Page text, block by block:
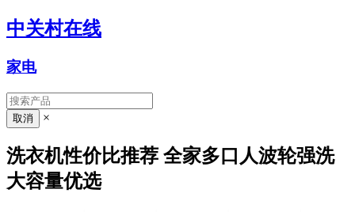
中关村在线
家电
×
洗衣机性价比推荐 全家多口人波轮强洗
大容量优选